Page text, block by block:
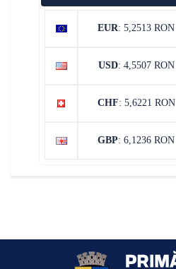
EUR: 5,2513 RON
USD: 4,5507 RON
CHF: 5,6221 RON
GBP: 6,1236 RON